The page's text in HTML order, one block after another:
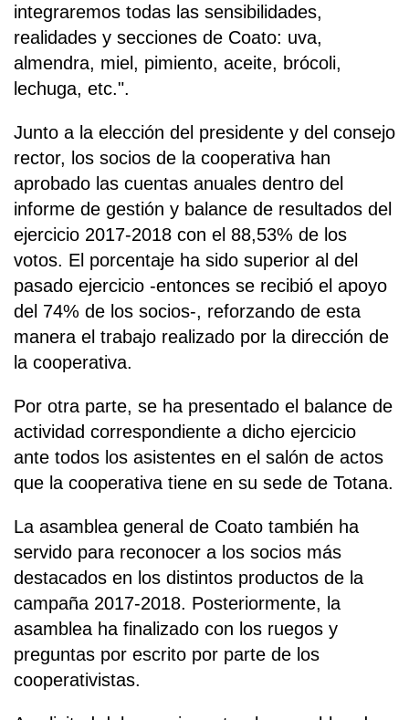
integraremos todas las sensibilidades,
realidades y secciones de Coato: uva,
almendra, miel, pimiento, aceite, brócoli,
lechuga, etc.".
Junto a la elección del presidente y del consejo
rector, los socios de la cooperativa han
aprobado las cuentas anuales dentro del
informe de gestión y balance de resultados del
ejercicio 2017-2018 con el 88,53% de los
votos. El porcentaje ha sido superior al del
pasado ejercicio -entonces se recibió el apoyo
del 74% de los socios-, reforzando de esta
manera el trabajo realizado por la dirección de
la cooperativa.
Por otra parte, se ha presentado el balance de
actividad correspondiente a dicho ejercicio
ante todos los asistentes en el salón de actos
que la cooperativa tiene en su sede de Totana.
La asamblea general de Coato también ha
servido para reconocer a los socios más
destacados en los distintos productos de la
campaña 2017-2018. Posteriormente, la
asamblea ha finalizado con los ruegos y
preguntas por escrito por parte de los
cooperativistas.